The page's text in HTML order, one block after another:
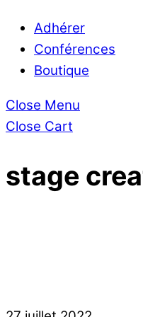
Adhérer
Conférences
Boutique
Close Menu
Close Cart
stage